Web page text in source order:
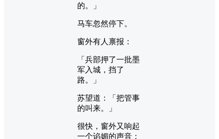
的。」
马车忽然停下。
窗外有人禀报：
「兵部押了一批墨
军入城，挡了
路。」
苏望道：「把管事
的叫来。」
很快，窗外又响起
一个谄媚的声音：